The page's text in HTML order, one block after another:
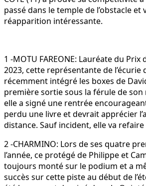
passé dans le temple de l’obstacle
réapparition intéressante.
1 -MOTU FAREONE: Lauréate du Prix
2023, cette représentante de l’écurie
récemment intégré les boxes de
première sortie sous la férule de son
elle a signé une rentrée
perdu une livre et devrait apprécier
distance. Sauf incident, elle va refaire
2 -CHARMINO: Lors de ses quatre
l’année, ce protégé de Philippe et
toujours monté sur le podium et a
succès sur cette piste au début de